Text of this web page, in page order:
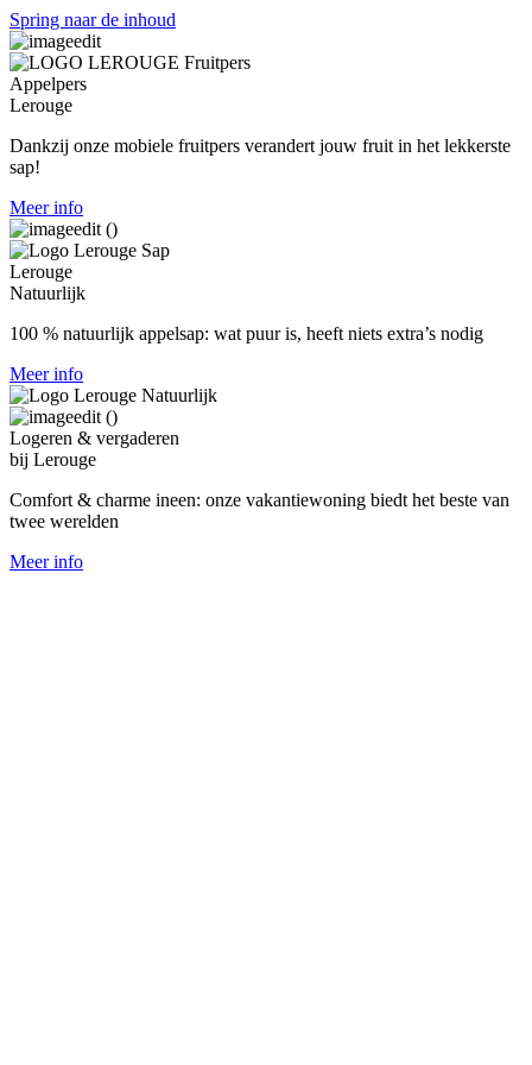
Spring naar de inhoud
Appelpers
Lerouge
Dankzij onze mobiele fruitpers verandert jouw fruit in het lekkerste
sap!
Meer info
Lerouge
Natuurlijk
100 % natuurlijk appelsap: wat puur is, heeft niets extra’s nodig
Meer info
Logeren & vergaderen
bij Lerouge
Comfort & charme ineen: onze vakantiewoning biedt het beste van
twee werelden
Meer info